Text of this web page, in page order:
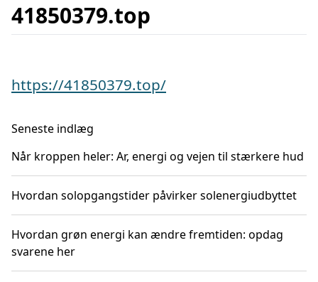
41850379.top
https://41850379.top/
Seneste indlæg
Når kroppen heler: Ar, energi og vejen til stærkere hud
Hvordan solopgangstider påvirker solenergiudbyttet
Hvordan grøn energi kan ændre fremtiden: opdag
svarene her